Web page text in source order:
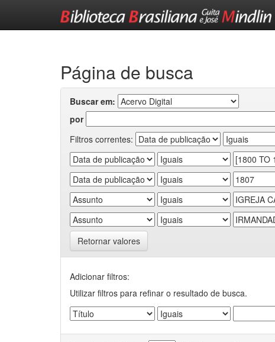
Página de busca
Buscar em:
por
Filtros correntes:
Retornar valores
Adicionar filtros:
Utilizar filtros para refinar o resultado de busca.